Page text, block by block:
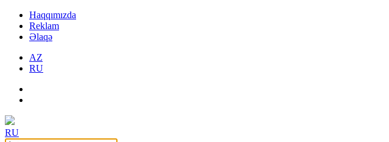
Haqqımızda
Reklam
Əlaqə
AZ
RU
RU